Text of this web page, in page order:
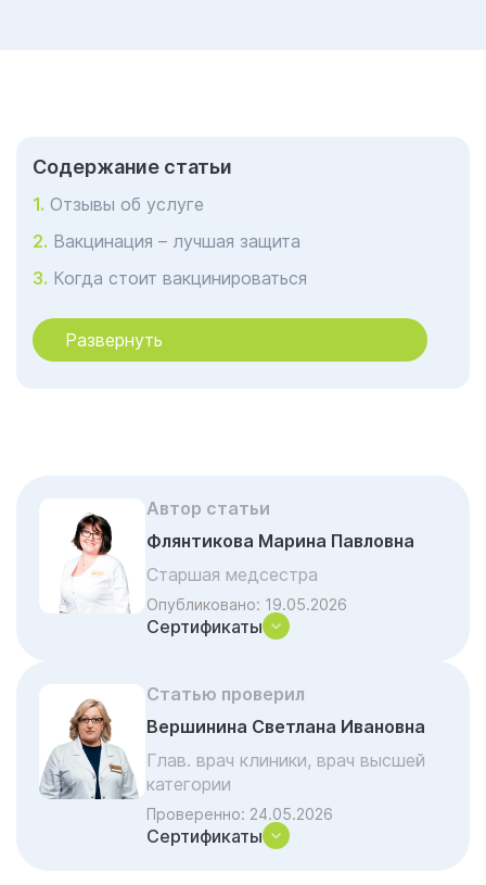
Cодержание статьи
Отзывы об услуге
Вакцинация – лучшая защита
Когда стоит вакцинироваться
Кому стоит вакцинироваться
Вакцинация сотрудников
Акции и скидки на лечение
Частые вопросы и ответы
Развернуть
Автор статьи
Флянтикова Марина Павловна
Старшая медсестра
Опубликовано: 19.05.2026
Сертификаты
Статью проверил
Вершинина Светлана Ивановна
Глав. врач клиники, врач высшей
категории
Проверенно: 24.05.2026
Сертификаты